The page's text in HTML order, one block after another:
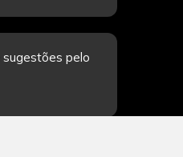
sugestões pelo